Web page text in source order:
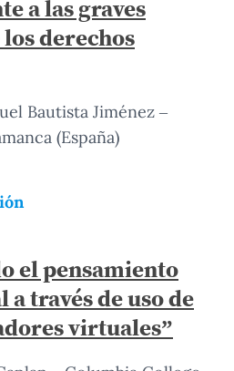
a las graves
derechos
Bautista Jiménez –
(España)
el pensamiento
través de uso de
virtuales”